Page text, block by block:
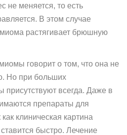
не меняется, то есть
В этом случае
растягивает брюшную
говорит о том, что она не
Но при больших
присутствуют всегда. Даже в
препараты для
клиническая картина
быстро. Лечение